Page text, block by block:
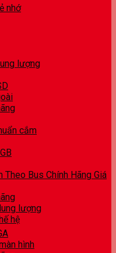
nhớ
lượng
cắm
Theo Bus Chính Hãng Giá
lượng
hệ
hình